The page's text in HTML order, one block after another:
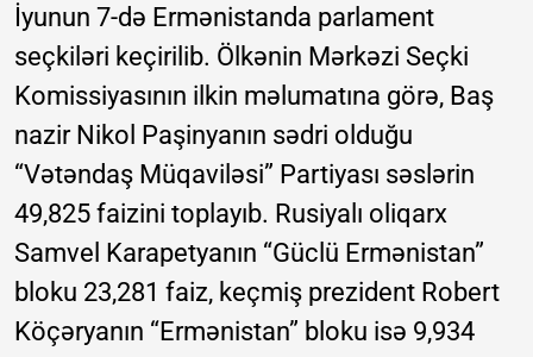
İyunun 7-də Ermənistanda parlament
seçkiləri keçirilib. Ölkənin Mərkəzi Seçki
Komissiyasının ilkin məlumatına görə, Baş
nazir Nikol Paşinyanın sədri olduğu
“Vətəndaş Müqaviləsi” Partiyası səslərin
49,825 faizini toplayıb. Rusiyalı oliqarx
Samvel Karapetyanın “Güclü Ermənistan”
bloku 23,281 faiz, keçmiş prezident Robert
Köçəryanın “Ermənistan” bloku isə 9,934